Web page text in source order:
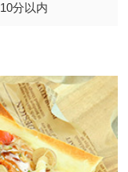
10分以内